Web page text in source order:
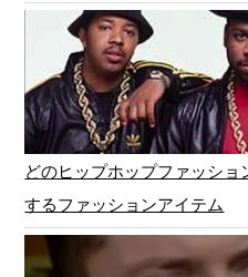
どのヒップホップファッシ
するファッションアイテム